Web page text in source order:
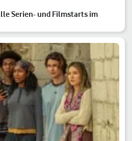
Serien- und Filmstarts im